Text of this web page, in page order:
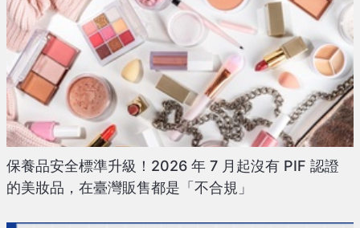
保養品安全標準升級！2026 年 7 月起沒有 PIF 認證
的美妝品，在臺灣販售都是「不合規」